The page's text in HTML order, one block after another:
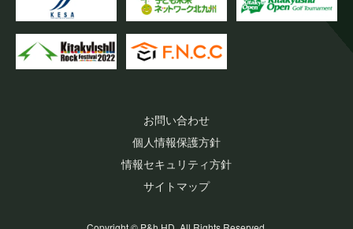
お問い合わせ
個人情報保護方針
情報セキュリティ方針
サイトマップ